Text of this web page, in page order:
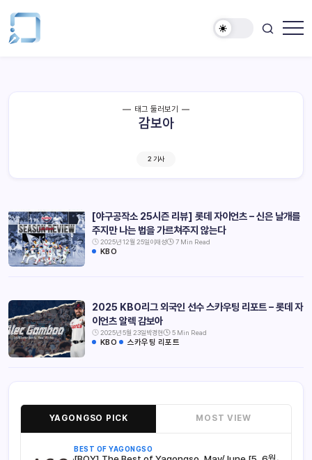
태그 둘러보기
감보아
2 기사
[야구공작소 25시즌 리뷰] 롯데 자이언츠 – 신은 날개를
주지만 나는 법을 가르쳐주지 않는다
2025년 12월 25일이재성 7 Min Read
KBO
2025 KBO리그 외국인 선수 스카우팅 리포트 – 롯데 자
이언츠 알렉 감보아
2025년 5월 23일박경현 5 Min Read
KBO 스카우팅 리포트
YAGONGSO PICK MOST VIEW
BEST OF YAGONGSO